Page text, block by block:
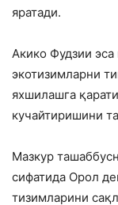
яратади.
Акико Фудзии
экотизимларни
яхшилашга
кучайтиришини
Мазкур
сифатида Орол
тизимларини